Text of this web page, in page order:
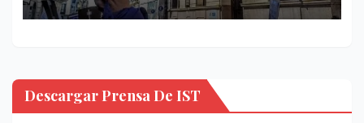
Descargar Prensa De IST